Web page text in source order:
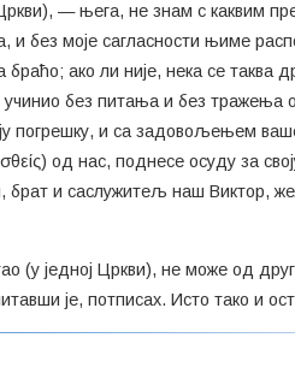
— њега, не знам с каквим
без моје сагласности њиме
ако ли није, нека се таква
без питања и без тражења
погрешку, и са задовољењем
од нас, поднесе осуду за
и саслужитељ наш Виктор,
(у једној Цркви), не може од
је, потписах. Исто тако и